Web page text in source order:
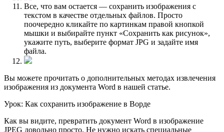
Все, что вам остается — сохранить изображения с
текстом в качестве отдельных файлов. Просто
поочередно кликайте по картинкам правой кнопкой
мышки и выбирайте пункт «Сохранить как рисунок»,
укажите путь, выберите формат JPG и задайте имя
файла.
Вы можете прочитать о дополнительных методах извлечения
изображения из документа Word в нашей статье.
Урок: Как сохранить изображение в Ворде
Как вы видите, превратить документ Word в изображение
JPEG довольно просто. Не нужно искать специальные